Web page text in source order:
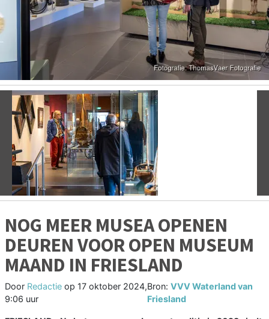
Vorige
NOG MEER MUSEA OPENEN
DEUREN VOOR OPEN MUSEUM
MAAND IN FRIESLAND
Door Redactie op 17 oktober 2024,
9:06 uur
Bron:VVV Waterland van
Friesland